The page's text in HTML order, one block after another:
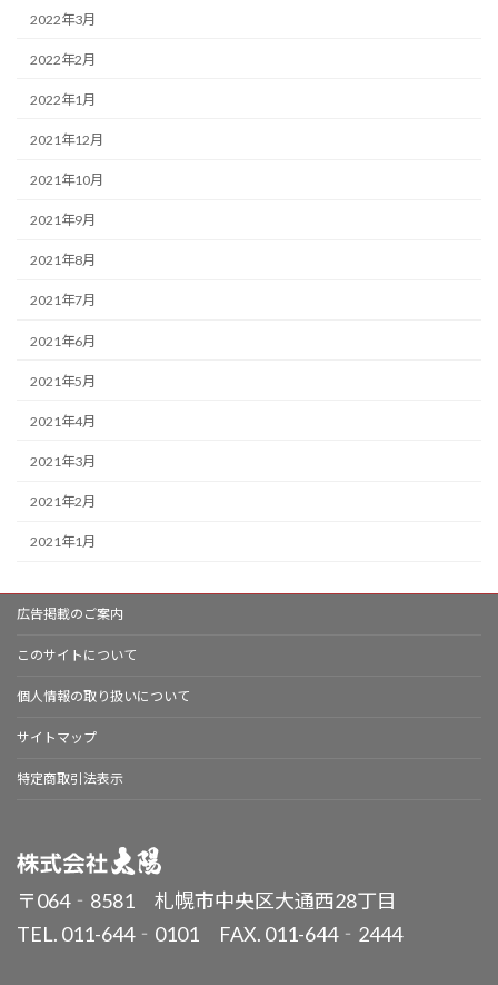
2022年3月
2022年2月
2022年1月
2021年12月
2021年10月
2021年9月
2021年8月
2021年7月
2021年6月
2021年5月
2021年4月
2021年3月
2021年2月
2021年1月
広告掲載のご案内
このサイトについて
個人情報の取り扱いについて
サイトマップ
特定商取引法表示
〒064‐8581 札幌市中央区大通西28丁目
TEL. 011-644‐0101 FAX. 011-644‐2444